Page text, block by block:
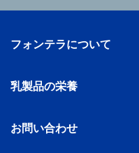
フォンテラについて
乳製品の栄養
お問い合わせ